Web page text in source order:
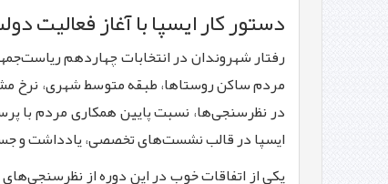
دستور کار ایسپا با آغاز فعالیت
رفتار شهروندان در انتخابات چهاردهم
مردم ساکن روستاها، طبقه متوسط شهری، نرخ
در نظرسنجی‌ها، نسبت پایین همکاری مردم با
ایسپا در قالب نشست‌های تخصصی، یادداشت و